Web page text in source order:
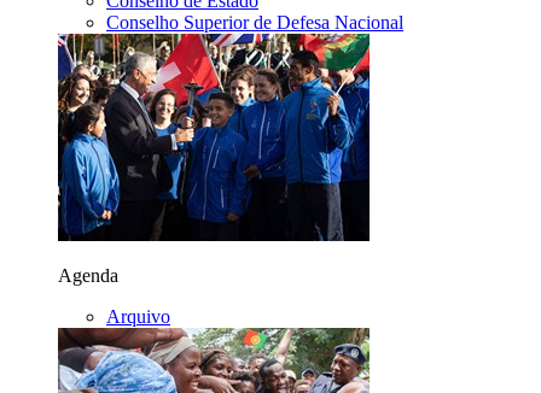
Conselho Superior de Defesa Nacional
Agenda
Arquivo